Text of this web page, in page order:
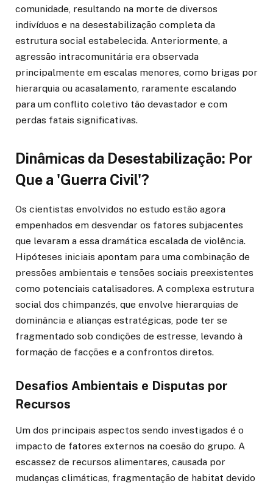
comunidade, resultando na morte de diversos
indivíduos e na desestabilização completa da
estrutura social estabelecida. Anteriormente, a
agressão intracomunitária era observada
principalmente em escalas menores, como brigas por
hierarquia ou acasalamento, raramente escalando
para um conflito coletivo tão devastador e com
perdas fatais significativas.
Dinâmicas da Desestabilização: Por
Que a 'Guerra Civil'?
Os cientistas envolvidos no estudo estão agora
empenhados em desvendar os fatores subjacentes
que levaram a essa dramática escalada de violência.
Hipóteses iniciais apontam para uma combinação de
pressões ambientais e tensões sociais preexistentes
como potenciais catalisadores. A complexa estrutura
social dos chimpanzés, que envolve hierarquias de
dominância e alianças estratégicas, pode ter se
fragmentado sob condições de estresse, levando à
formação de facções e a confrontos diretos.
Desafios Ambientais e Disputas por
Recursos
Um dos principais aspectos sendo investigados é o
impacto de fatores externos na coesão do grupo. A
escassez de recursos alimentares, causada por
mudanças climáticas, fragmentação de habitat devido